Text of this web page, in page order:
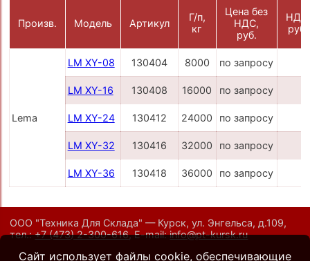
Произв. Модель Артикул
Г/п,
кг
Цена без
НДС,
руб.
НДС,
руб.
Lema
LM XY-08 130404 8000 по запросу
LM XY-16 130408 16000 по запросу
LM XY-24 130412 24000 по запросу
LM XY-32 130416 32000 по запросу
LM XY-36 130418 36000 по запросу
ООО "Техника Для Склада" — Курск, ул. Энгельса, д.109,
тел.:+7 (473) 2-300-616,E-mail:info@pt-kursk.ru
Сайт использует файлы cookie, обеспечивающие